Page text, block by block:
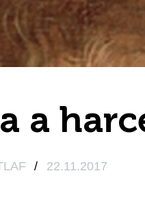
a
/ 22.11.2017